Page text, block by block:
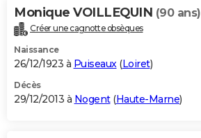
Monique VOILLEQUIN (90 ans)
Créer une cagnotte obsèques
Naissance
26/12/1923 à Puiseaux(Loiret)
Décès
29/12/2013 à Nogent(Haute-Marne)